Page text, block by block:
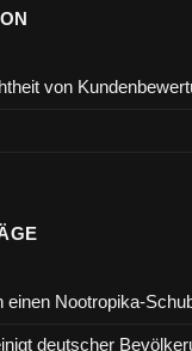
von
einen Nootropika-
deutscher